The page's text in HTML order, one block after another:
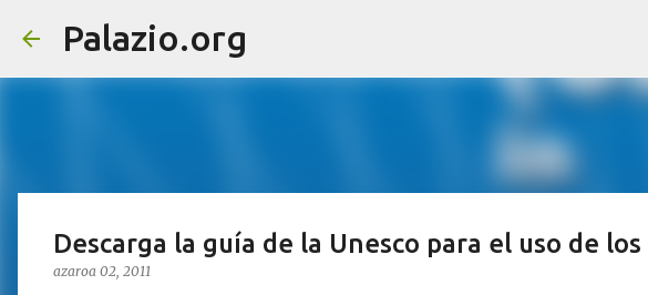
Palazio.org
Descarga la guía de la Unesco para el uso de
azaroa 02, 2011